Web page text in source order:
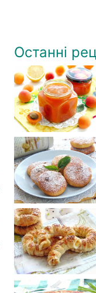
Останні